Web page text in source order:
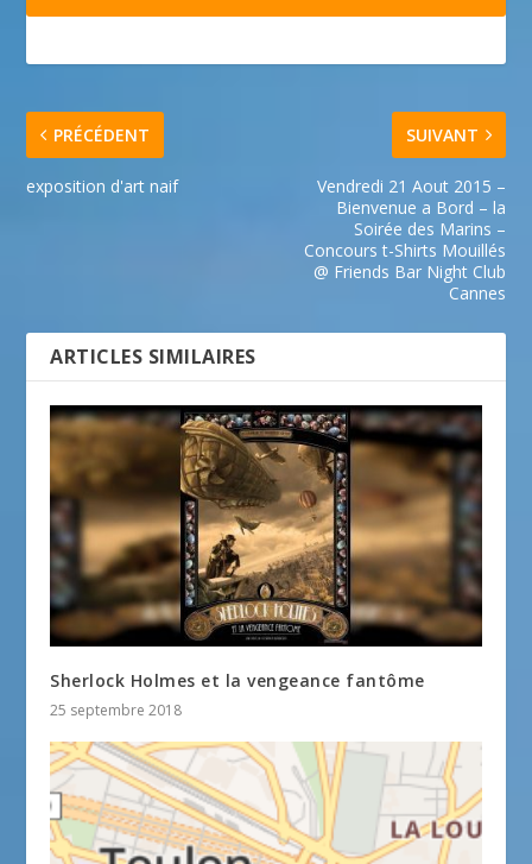
PRÉCÉDENT
exposition d'art naif
SUIVANT
Vendredi 21 Aout 2015 –
Bienvenue a Bord – la
Soirée des Marins –
Concours t-Shirts Mouillés
@ Friends Bar Night Club
Cannes
ARTICLES SIMILAIRES
Sherlock Holmes et la vengeance fantôme
25 septembre 2018